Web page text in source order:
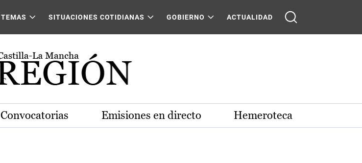
TEMAS SITUACIONES COTIDIANAS GOBIERNO ACTUALIDAD
Convocatorias Emisiones en directo Hemeroteca